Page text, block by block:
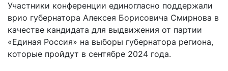
Участники конференции единогласно поддержали
врио губернатора Алексея Борисовича Смирнова в
качестве кандидата для выдвижения от партии
«Единая Россия» на выборы губернатора региона,
которые пройдут в сентябре 2024 года.